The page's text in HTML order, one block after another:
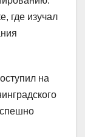
где изучал
на